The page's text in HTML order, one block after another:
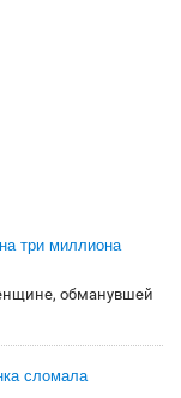
три миллиона
обманувшей
сломала